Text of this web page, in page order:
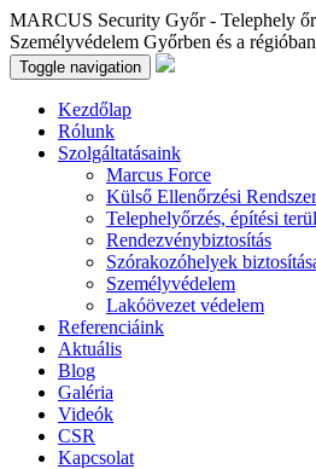
MARCUS Security Győr - Telephely
Személyvédelem Győrben és a
Toggle navigation
Kezdőlap
Rólunk
Szolgáltatásaink
Marcus Force
Külső Ellenőrzési
Telephelyőrzés, építési
Rendezvénybiztosítás
Szórakozóhelyek
Személyvédelem
Lakóövezet védelem
Referenciáink
Aktuális
Blog
Galéria
Videók
CSR
Kapcsolat